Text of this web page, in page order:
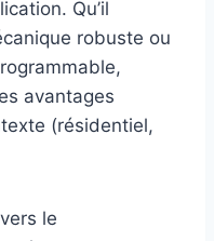
Qu’il
robuste ou
avantages
(résidentiel,
le